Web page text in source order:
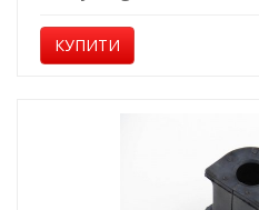
КУПИТИ